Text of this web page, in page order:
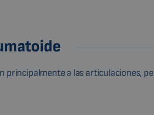
a las articulaciones,